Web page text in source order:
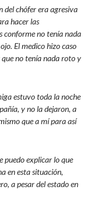
del chófer era agresiva
hacer las
conforme no tenía nada
El medico hizo caso
no tenía nada roto y
estuvo toda la noche
y no la dejaron, a
que a mí para así
puedo explicar lo que
en esta situación,
a pesar del estado en